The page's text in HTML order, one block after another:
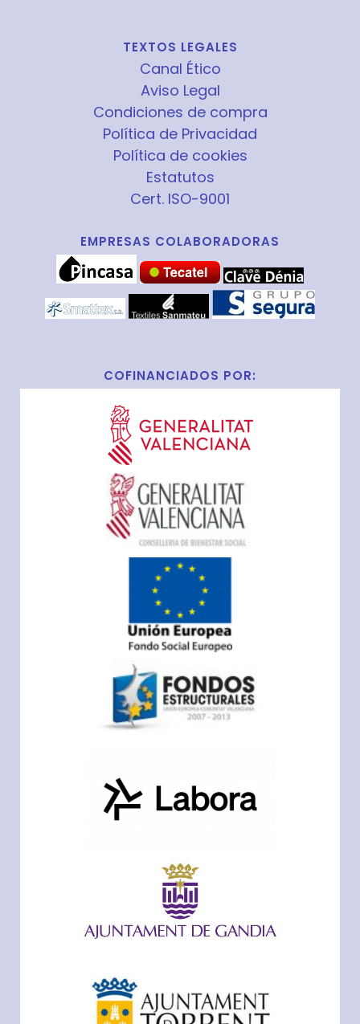
TEXTOS LEGALES
Canal Ético
Aviso Legal
Condiciones de compra
Política de Privacidad
Política de cookies
Estatutos
Cert. ISO-9001
EMPRESAS COLABORADORAS
COFINANCIADOS POR: